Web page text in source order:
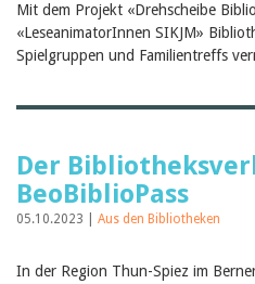
Mit dem Projekt «Drehscheibe
«LeseanimatorInnen SIKJM»
Spielgruppen und Familientreffs
Der
BeoBiblioPass
05.10.2023 | Aus den Bibliotheken
In der Region Thun-Spiez im